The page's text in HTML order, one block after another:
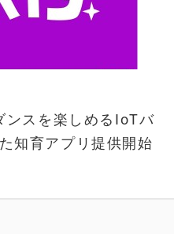
スを楽しめるIoTバ
知育アプリ提供開始